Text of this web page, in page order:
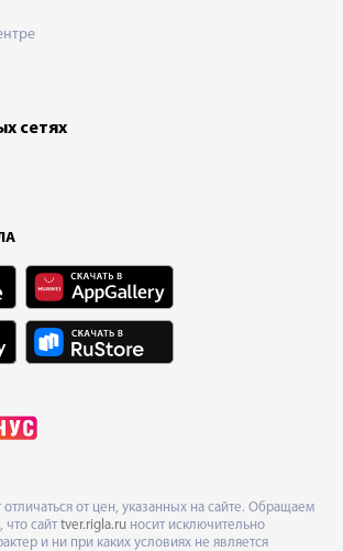
сетях
отличаться от цен, указанных на сайте. Обращаем
сайт tver.rigla.ru носит исключительно
и ни при каких условиях не является